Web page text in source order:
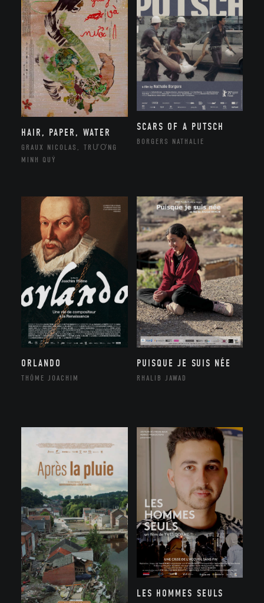
HAIR, PAPER, WATER
GRAUX NICOLAS, TRƯƠNG
MINH QUÝ
SCARS OF A PUTSCH
BORGERS NATHALIE
ORLANDO
THÔME JOACHIM
PUISQUE JE SUIS NÉE
RHALIB JAWAD
LES HOMMES SEULS